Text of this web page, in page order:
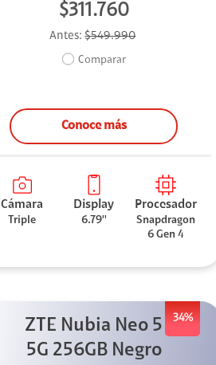
$311.760
Antes:$549.990
Comparar
Conoce más
Cámara
Triple
Display
6.79''
Procesador
Snapdragon
6 Gen 4
34%
ZTE Nubia Neo 5
5G 256GB Negro